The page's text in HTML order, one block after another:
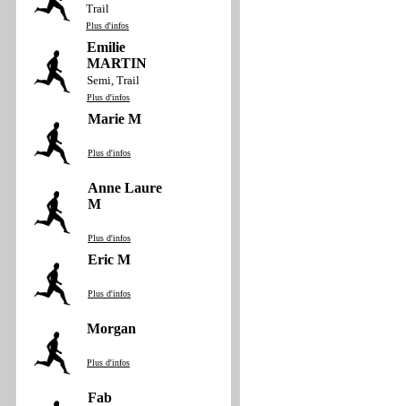
Trail
Plus d'infos
Emilie
MARTIN
Semi, Trail
Plus d'infos
Marie M
Plus d'infos
Anne Laure
M
Plus d'infos
Eric M
Plus d'infos
Morgan
Plus d'infos
Fab